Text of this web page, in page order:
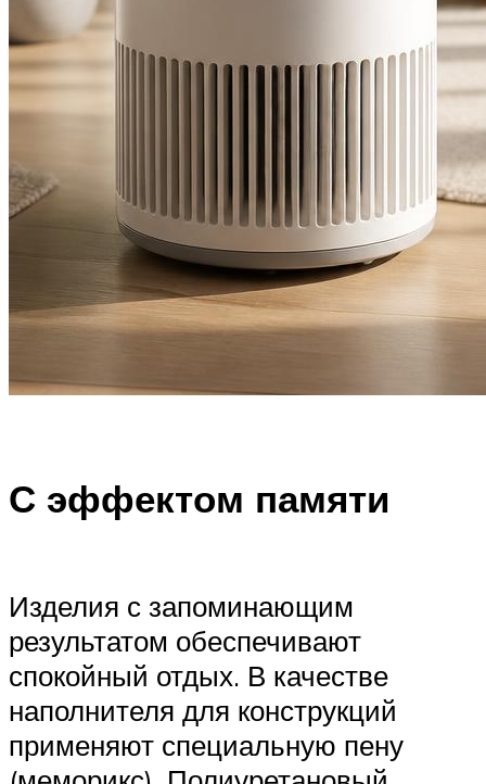
С эффектом памяти
Изделия с запоминающим
результатом обеспечивают
спокойный отдых. В качестве
наполнителя для конструкций
применяют специальную пену